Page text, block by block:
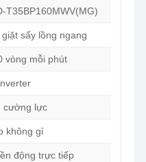
T35BP160MWV(MG)
giặt sấy lồng ngang
vòng mỗi phút
cường lực
không gỉ
động trực tiếp